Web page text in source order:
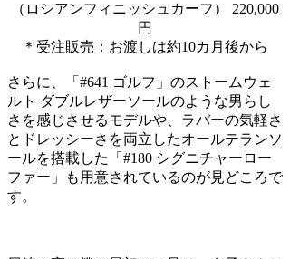
（ロシアンフィニッシュカーフ） 220,000
円
＊受注販売：お渡しは約10カ月後から
さらに、「#641 ゴルフ」のストームウェ
ルト ダブルレザーソールのような男らし
さを感じさせるモデルや、ラバーの気軽さ
とドレッシーさを両立したオールテランソ
ールを搭載した「#180 シグニチャーロー
ファー」も用意されているのが見どころで
す。